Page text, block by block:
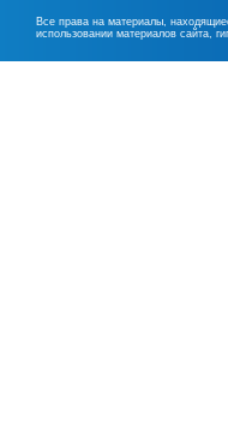
Все права на материалы,
использовании материалов сайта,